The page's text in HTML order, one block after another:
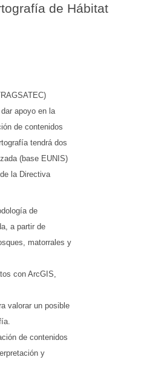
de Hábitat
apoyo en la
de contenidos
tendrá dos
(base EUNIS)
la Directiva
de
a partir de
matorrales y
con ArcGIS,
valorar un posible
de contenidos
y